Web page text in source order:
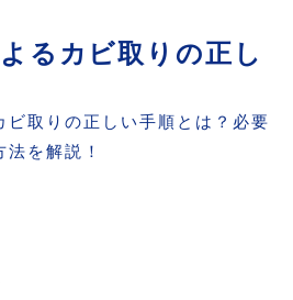
るカビ取りの正し
ビ取りの正しい手順とは？必要
を解説！